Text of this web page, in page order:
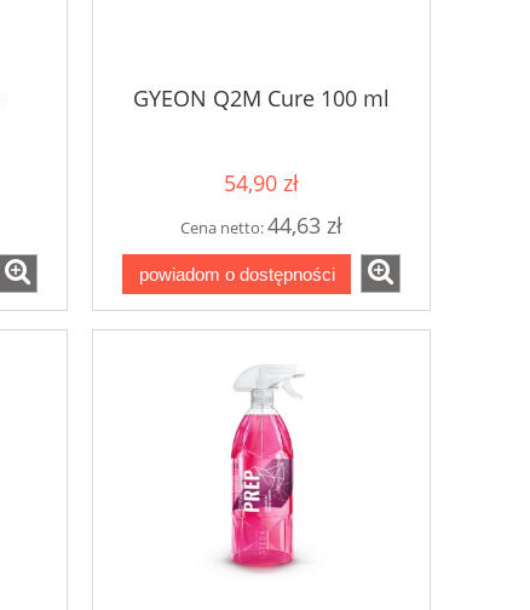
GYEON Q2M Cure 100 ml
54,90 zł
Cena netto:44,63 zł
powiadom o dostępności